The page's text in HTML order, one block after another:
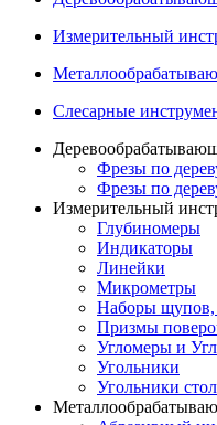
Измерительный
Слесарные
Фрезы по
Фрезы по
Измерительный
Глубиномеры
Индикаторы
Линейки
Микрометры
Наборы щупов,
Призмы
Угломеры и
Угольники
Угольники